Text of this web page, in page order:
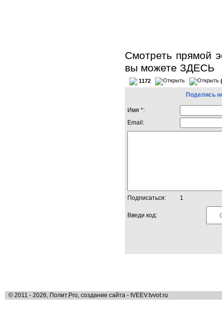
Смотреть прямой
вы можете ЗДЕСЬ
1172
Поделись
Имя *:
Email:
Подписаться: 1
Введи код:
© 2011 - 2026, Полит.Pro, создание сайта - IVEEV.tvvot.ru